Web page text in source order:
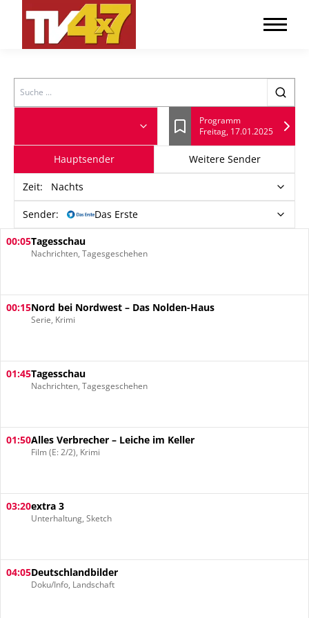
Search
Lesezeichen
Programm
Freitag, 17.01.2025
Hauptsender Weitere Sender
Zeit: Nachts
Sender: Das Erste
00:05Tagesschau
Nachrichten, Tagesgeschehen
00:15Nord bei Nordwest – Das Nolden-Haus
Serie, Krimi
01:45Tagesschau
Nachrichten, Tagesgeschehen
01:50Alles Verbrecher – Leiche im Keller
Film (E: 2/2), Krimi
03:20extra 3
Unterhaltung, Sketch
04:05Deutschlandbilder
Doku/Info, Landschaft